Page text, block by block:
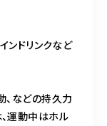
ンドリンクなど
、などの持久力
運動中はホル